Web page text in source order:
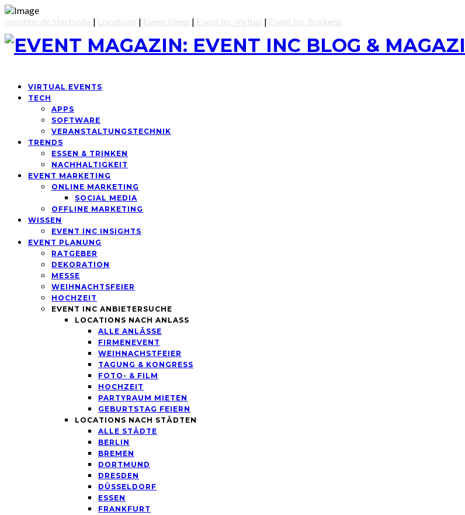
eventinc.de Startseite | Locations | Event Ideen | Event Inc Virtual | Event Inc Business
VIRTUAL EVENTS
TECH
APPS
SOFTWARE
VERANSTALTUNGSTECHNIK
TRENDS
ESSEN & TRINKEN
NACHHALTIGKEIT
EVENT MARKETING
ONLINE MARKETING
SOCIAL MEDIA
OFFLINE MARKETING
WISSEN
EVENT INC INSIGHTS
EVENT PLANUNG
RATGEBER
DEKORATION
MESSE
WEIHNACHTSFEIER
HOCHZEIT
EVENT INC ANBIETERSUCHE
LOCATIONS NACH ANLASS
ALLE ANLÄSSE
FIRMENEVENT
WEIHNACHSTFEIER
TAGUNG & KONGRESS
FOTO- & FILM
HOCHZEIT
PARTYRAUM MIETEN
GEBURTSTAG FEIERN
LOCATIONS NACH STÄDTEN
ALLE STÄDTE
BERLIN
BREMEN
DORTMUND
DRESDEN
DÜSSELDORF
ESSEN
FRANKFURT